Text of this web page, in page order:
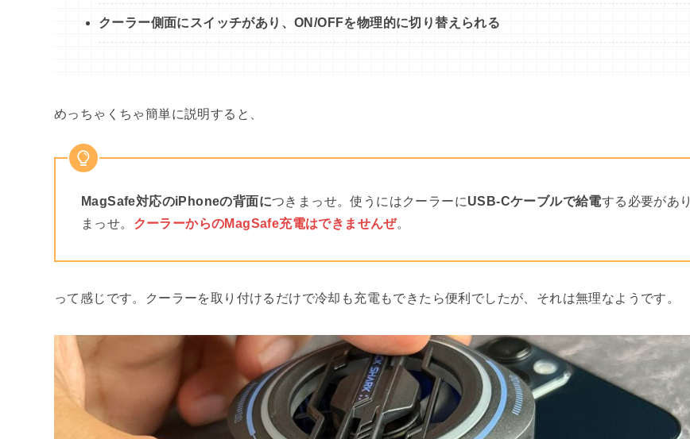
クーラー側面にスイッチがあり、ON/OFFを物理的に切り替えられる
めっちゃくちゃ簡単に説明すると、
MagSafe対応のiPhoneの背面につきまっせ。使うにはクーラーにUSB-Cケーブルで給電する必要があり
まっせ。 クーラーからのMagSafe充電はできませんぜ。
って感じです。クーラーを取り付けるだけで冷却も充電もできたら便利でしたが、それは無理なようです。